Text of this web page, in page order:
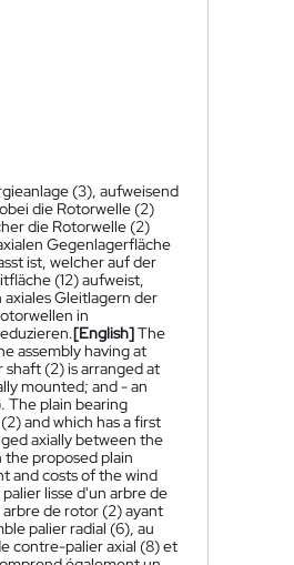
(3), aufweisend
die Rotorwelle (2)
die Rotorwelle (2)
Gegenlagerfläche
ist, welcher auf der
(12) aufweist,
Gleitlagern der
in
[English]The
assembly having at
(2) is arranged at
mounted; and - an
The plain bearing
and which has a first
axially between the
the proposed plain
and costs of the wind
lisse d'un arbre de
de rotor (2) ayant
palier radial (6), au
contre-palier axial (8) et